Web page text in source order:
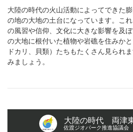
大陸の時代の火山活動によってできた
の地の大地の土台になっています。こ
の風習や信仰、文化に大きな影響を及
の大地に根付いた植物や岩礁を住みか
ドカリ、貝類）たちもたくさん見られ
みましょう。